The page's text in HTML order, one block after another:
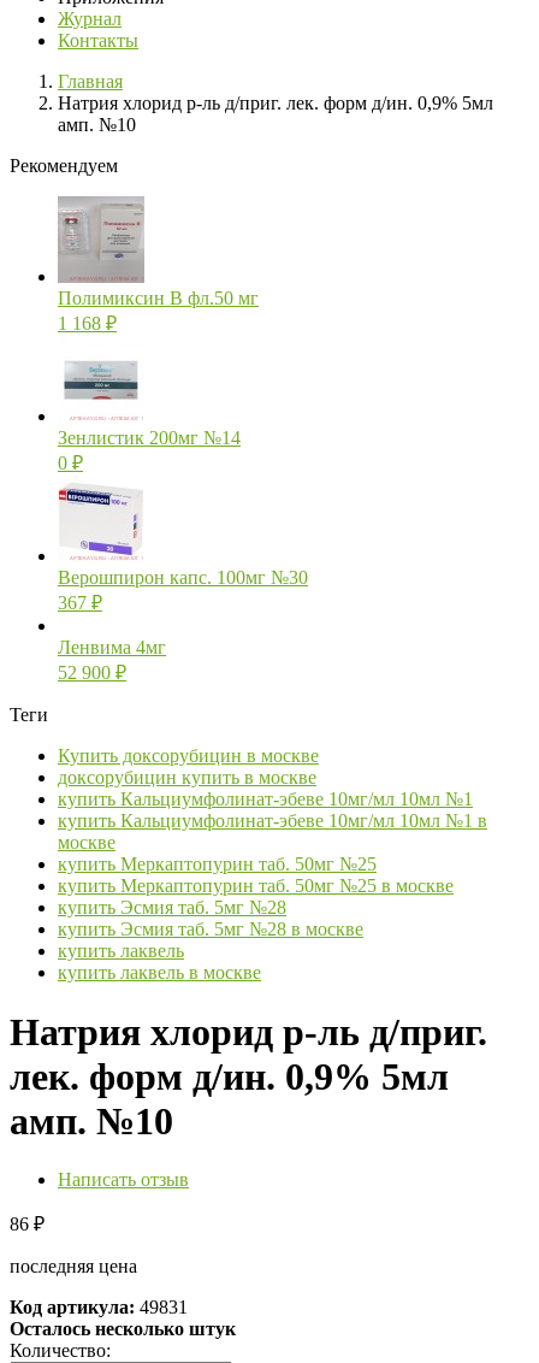
Журнал
Контакты
Главная
Натрия хлорид р-ль д/приг. лек. форм д/ин. 0,9% 5мл
амп. №10
Рекомендуем
Полимиксин В фл.50 мг
1 168 ₽
Зенлистик 200мг №14
0 ₽
Верошпирон капс. 100мг №30
367 ₽
Ленвима 4мг
52 900 ₽
Теги
Купить доксорубицин в москве
доксорубицин купить в москве
купить Кальциумфолинат-эбеве 10мг/мл 10мл №1
купить Кальциумфолинат-эбеве 10мг/мл 10мл №1 в
москве
купить Меркаптопурин таб. 50мг №25
купить Меркаптопурин таб. 50мг №25 в москве
купить Эсмия таб. 5мг №28
купить Эсмия таб. 5мг №28 в москве
купить лаквель
купить лаквель в москве
Натрия хлорид р-ль д/приг.
лек. форм д/ин. 0,9% 5мл
амп. №10
Написать отзыв
86 ₽
последняя цена
Код артикула: 49831
Осталось несколько штук
Количество: